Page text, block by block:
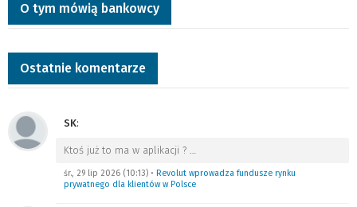
O tym mówią bankowcy
Ostatnie komentarze
SK:
Ktoś już to ma w aplikacji ? …
śr., 29 lip 2026 (10:13) • Revolut wprowadza fundusze rynku
prywatnego dla klientów w Polsce